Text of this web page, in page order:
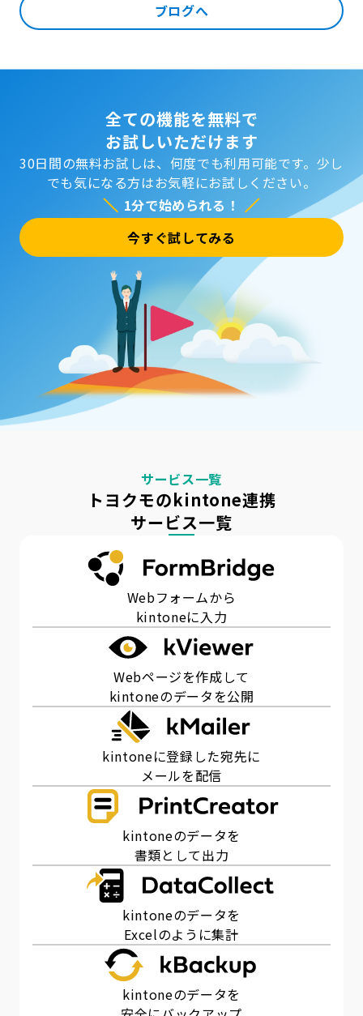
ブログへ
全ての機能を無料で
お試しいただけます
30日間の無料お試しは、何度でも利用可能です。 少し
でも気になる方はお気軽にお試しください。
1分で始められる！
今すぐ試してみる
サービス一覧
トヨクモのkintone連携
サービス一覧
Webフォームから
kintoneに入力
Webページを作成して
kintoneのデータを公開
kintoneに登録した宛先に
メールを配信
kintoneのデータを
書類として出力
kintoneのデータを
Excelのように集計
kintoneのデータを